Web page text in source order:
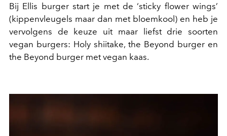
Bij Ellis burger start je met de ‘sticky flower wings’
(kippenvleugels maar dan met bloemkool) en heb je
vervolgens de keuze uit maar liefst drie soorten
vegan burgers: Holy shiitake, the Beyond burger en
the Beyond burger met vegan kaas.